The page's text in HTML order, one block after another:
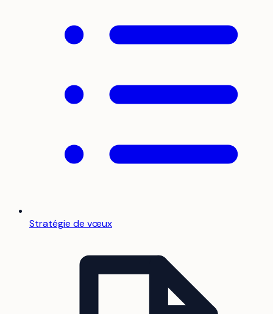
Stratégie de vœux